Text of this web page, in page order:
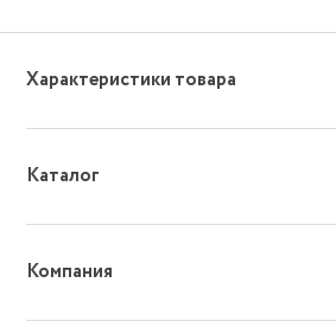
Характеристики товара
Каталог
Компания